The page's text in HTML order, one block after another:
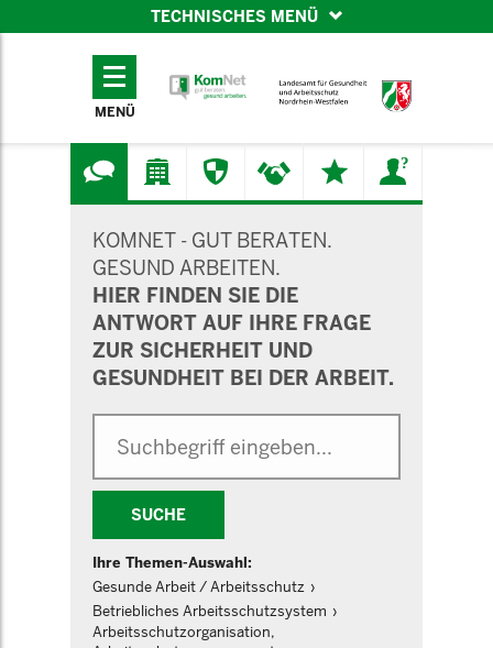
TECHNISCHES MENÜ
TECHNISCHES
MENÜ
KOMNET - GUT BERATEN.
GESUND ARBEITEN.
HIER FINDEN SIE DIE
ANTWORT AUF IHRE FRAGE
ZUR SICHERHEIT UND
GESUNDHEIT BEI DER ARBEIT.
SUCHE
Ihre Themen-Auswahl:
Gesunde Arbeit / Arbeitsschutz
Betriebliches Arbeitsschutzsystem
Arbeitsschutzorganisation,